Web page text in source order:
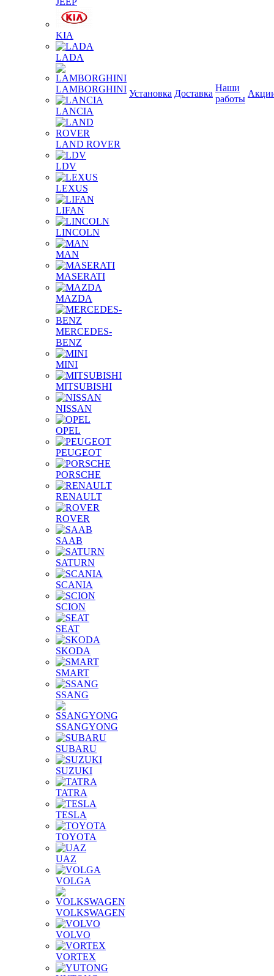
KIA
LADA
LAMBORGHINI
LANCIA
LAND ROVER
LDV
LEXUS
LIFAN
LINCOLN
MAN
MASERATI
MAZDA
MERCEDES-
BENZ
MINI
MITSUBISHI
NISSAN
OPEL
PEUGEOT
PORSCHE
RENAULT
ROVER
SAAB
SATURN
SCANIA
SCION
SEAT
SKODA
SMART
SSANG
SSANGYONG
SUBARU
SUZUKI
TATRA
TESLA
TOYOTA
UAZ
VOLGA
VOLKSWAGEN
VOLVO
VORTEX
Установка Доставка
Наши
работы